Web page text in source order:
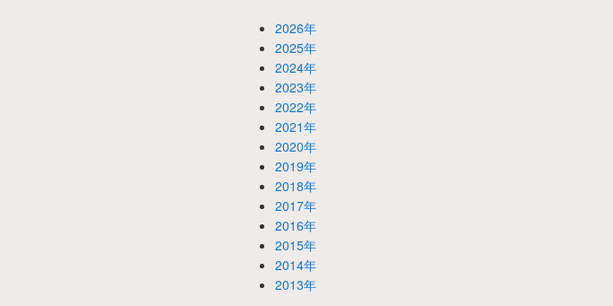
2026年
2025年
2024年
2023年
2022年
2021年
2020年
2019年
2018年
2017年
2016年
2015年
2014年
2013年